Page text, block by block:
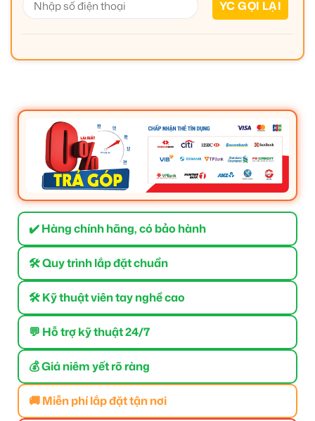
✔️ Hàng chính hãng, có bảo hành
🛠 Quy trình lắp đặt chuẩn
🛠 Kỹ thuật viên tay nghề cao
💬 Hỗ trợ kỹ thuật 24/7
💰 Giá niêm yết rõ ràng
🚚 Miễn phí lắp đặt tận nơi